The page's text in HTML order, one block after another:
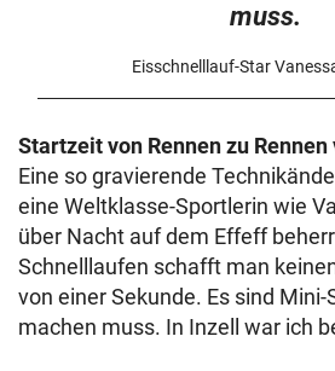
muss.
Eisschnelllauf-Star
Startzeit von Rennen zu
Eine so gravierende
eine Weltklasse-Sportlerin wie
über Nacht auf dem Effeff
Schnelllaufen schafft man
von einer Sekunde. Es sind
machen muss. In Inzell war ich